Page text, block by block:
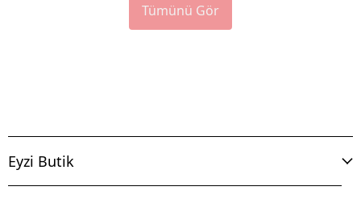
Tümünü Gör
Eyzi Butik